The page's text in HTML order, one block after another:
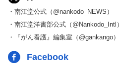
・南江堂公式（@nankodo_NEWS）
・南江堂洋書部公式（@Nankodo_Intl）
・『がん看護』編集室（@gankango）
Facebook